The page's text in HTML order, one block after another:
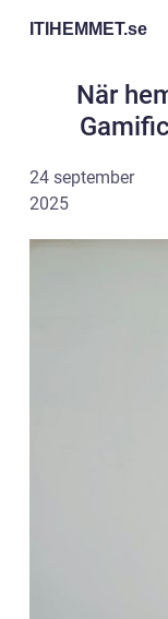
ITIHEMMET.se
När
24 september
2025